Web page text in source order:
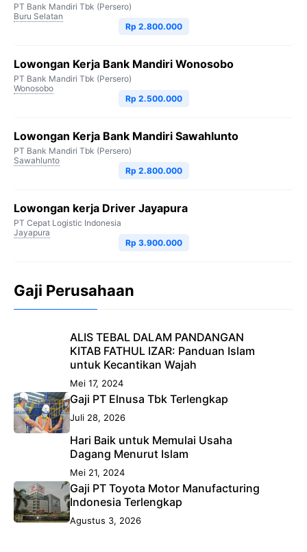
PT Bank Mandiri Tbk (Persero)
Buru Selatan
Rp 2.800.000
Lowongan Kerja Bank Mandiri Wonosobo
PT Bank Mandiri Tbk (Persero)
Wonosobo
Rp 2.500.000
Lowongan Kerja Bank Mandiri Sawahlunto
PT Bank Mandiri Tbk (Persero)
Sawahlunto
Rp 2.800.000
Lowongan kerja Driver Jayapura
PT Cepat Logistic Indonesia
Jayapura
Rp 3.900.000
Gaji Perusahaan
ALIS TEBAL DALAM PANDANGAN
KITAB FATHUL IZAR: Panduan Islam
untuk Kecantikan Wajah
Mei 17, 2024
Gaji PT Elnusa Tbk Terlengkap
Juli 28, 2026
Hari Baik untuk Memulai Usaha
Dagang Menurut Islam
Mei 21, 2024
Gaji PT Toyota Motor Manufacturing
Indonesia Terlengkap
Agustus 3, 2026